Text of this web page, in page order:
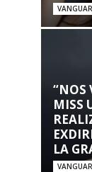
“NOS
MISS
LA